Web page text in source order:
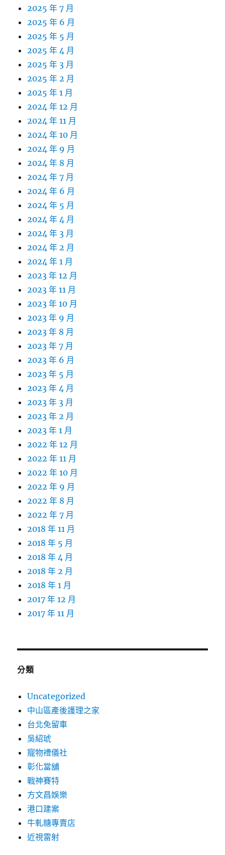
2025 年 7 月
2025 年 6 月
2025 年 5 月
2025 年 4 月
2025 年 3 月
2025 年 2 月
2025 年 1 月
2024 年 12 月
2024 年 11 月
2024 年 10 月
2024 年 9 月
2024 年 8 月
2024 年 7 月
2024 年 6 月
2024 年 5 月
2024 年 4 月
2024 年 3 月
2024 年 2 月
2024 年 1 月
2023 年 12 月
2023 年 11 月
2023 年 10 月
2023 年 9 月
2023 年 8 月
2023 年 7 月
2023 年 6 月
2023 年 5 月
2023 年 4 月
2023 年 3 月
2023 年 2 月
2023 年 1 月
2022 年 12 月
2022 年 11 月
2022 年 10 月
2022 年 9 月
2022 年 8 月
2022 年 7 月
2018 年 11 月
2018 年 5 月
2018 年 4 月
2018 年 2 月
2018 年 1 月
2017 年 12 月
2017 年 11 月
分類
Uncategorized
中山區產後護理之家
台北免留車
吳紹琥
寵物禮儀社
彰化當舖
戰神賽特
方文昌娛樂
港口建案
牛軋糖專賣店
近視雷射